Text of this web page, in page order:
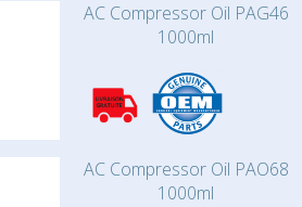
AC Compressor Oil PAG46
1000ml
AC Compressor Oil PAO68
1000ml